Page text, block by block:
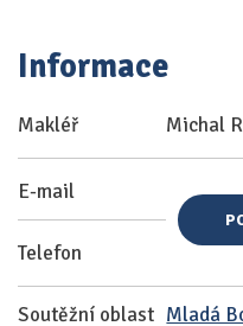
Informace
Makléř Michal
E-mail
Telefon
Soutěžní oblast Mladá